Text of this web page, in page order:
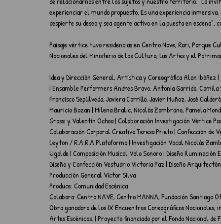
experienciar el mundo propuesto. Es una experiencia
despierte su deseo y sea agente activo en la puesta en escena",
Paisaje vértice tuvo residencias en Centro Nave, Rari, Parque
Nacionales del Ministerio de las Cultura, las Artes y el
Idea y Dirección General, Artística y Coreográfica Alan Ibáñez
| Ensamble Performers Andres Bravo, Antonia Garrido,
Francisco Sepúlveda, Javiera Carrillo, Javier Muñoz, José
Mauricio Bazan | Milena Bralic, Nicolás Zambrano, Pamela
Grassi y Valentín Ochoa | Colaboración Investigación Vértice
Colaboración Corporal Creativa Teresa Prieto | Confección de
Leyton / R.A.R.A Plataforma | Investigación Vocal Nicolás
Ugalde | Composición Musical Valo Sonoro | Diseño
Diseño y Confección Vestuario Victoria Paz | Diseño
Producción General Víctor Silva
Produce: Comunidad Escénica
Colabora: Centro NAVE, Centro MANNA, Fundación Santiago
Obra ganadora de los IX Encuentros Coreográficos
Artes Escénicas. | Proyecto financiado por el Fondo Nacional